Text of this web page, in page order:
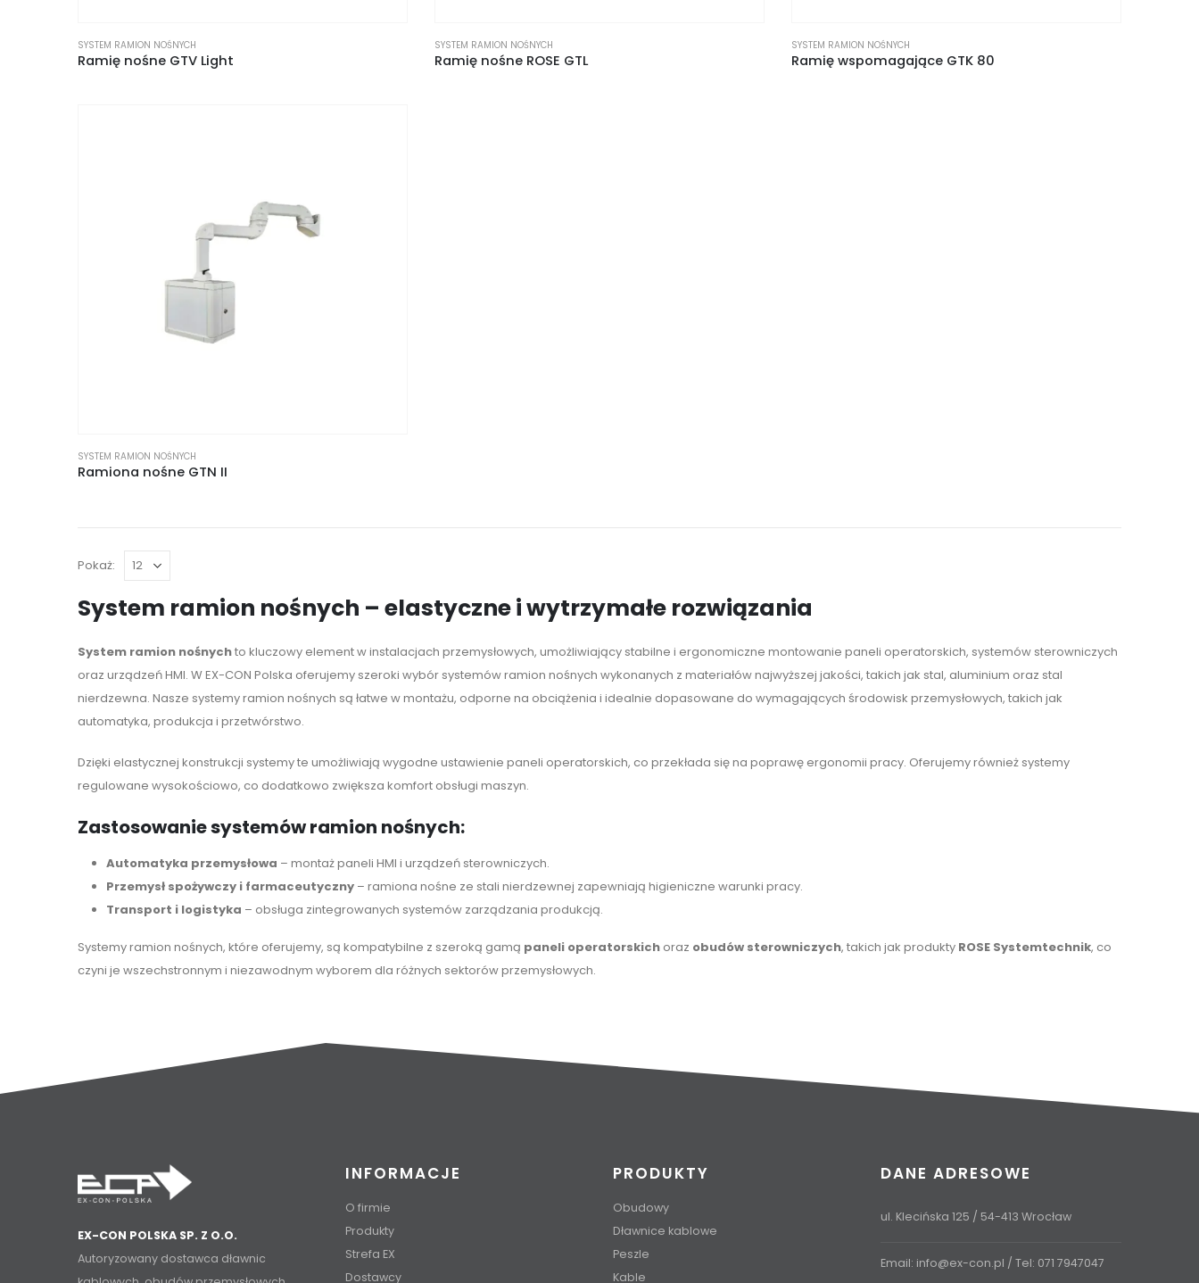
SYSTEM RAMION NOŚNYCH
Ramię nośne GTV Light
SYSTEM RAMION NOŚNYCH
Ramię nośne ROSE GTL
SYSTEM RAMION NOŚNYCH
Ramię wspomagające GTK 80
SYSTEM RAMION NOŚNYCH
Ramiona nośne GTN II
Pokaż:
System ramion nośnych – elastyczne i wytrzymałe rozwiązania
System ramion nośnychto kluczowy element w instalacjach przemysłowych, umożliwiający stabilne i ergonomiczne montowanie paneli operatorskich, systemów sterowniczych
oraz urządzeń HMI. W EX-CON Polska oferujemy szeroki wybór systemów ramion nośnych wykonanych z materiałów najwyższej jakości, takich jak stal, aluminium oraz stal
nierdzewna. Nasze systemy ramion nośnych są łatwe w montażu, odporne na obciążenia i idealnie dopasowane do wymagających środowisk przemysłowych, takich jak
automatyka, produkcja i przetwórstwo.
Dzięki elastycznej konstrukcji systemy te umożliwiają wygodne ustawienie paneli operatorskich, co przekłada się na poprawę ergonomii pracy. Oferujemy również systemy
regulowane wysokościowo, co dodatkowo zwiększa komfort obsługi maszyn.
Zastosowanie systemów ramion nośnych:
Automatyka przemysłowa – montaż paneli HMI i urządzeń sterowniczych.
Przemysł spożywczy i farmaceutyczny – ramiona nośne ze stali nierdzewnej zapewniają higieniczne warunki pracy.
Transport i logistyka – obsługa zintegrowanych systemów zarządzania produkcją.
Systemy ramion nośnych, które oferujemy, są kompatybilne z szeroką gamą paneli operatorskich oraz obudów sterowniczych, takich jak produkty ROSE Systemtechnik, co
czyni je wszechstronnym i niezawodnym wyborem dla różnych sektorów przemysłowych.
EX-CON POLSKA SP. Z O.O.
Autoryzowany dostawca dławnic
INFORMACJE
O firmie
Produkty
Strefa EX
Dostawcy
PRODUKTY
Obudowy
Dławnice kablowe
Peszle
Kable
DANE ADRESOWE
ul. Klecińska 125 / 54-413 Wrocław
Email: info@ex-con.pl / Tel: 071 7947047